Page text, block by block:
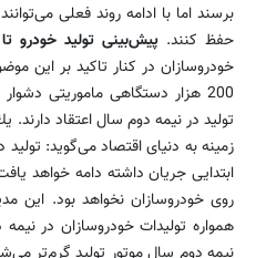
برسند اما با ادامه روند فعلی
حفظ كنند. پیش‌بینی تولید خودرو
خودروسازان در كنار تاكید بر این
200 هزار دستگاهی ماموریتی
تولید در نیمه دوم سال اعتقاد
زمینه به دنیای اقتصاد می‌گوید:
ابتدایی جریان داشته دامه خواهد
روی خودروسازان نخواهد بود. این
همواره تولیدات خودروسازان در